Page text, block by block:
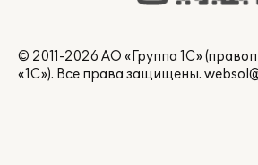
© 2011-2026 АО «Группа 1С»
«1С»). Все права защищены.